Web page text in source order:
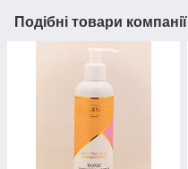
Подібні товари компанії